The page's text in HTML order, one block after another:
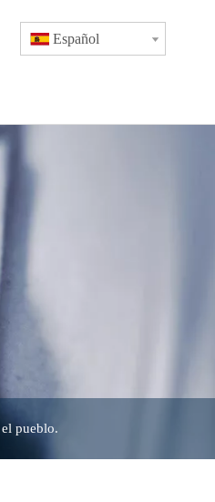
Español
pueblo.